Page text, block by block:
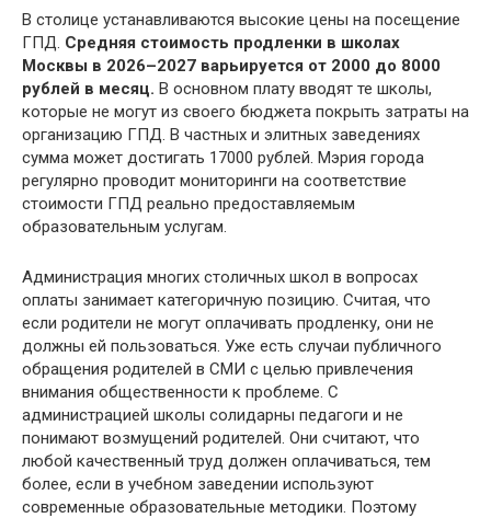
В столице устанавливаются высокие цены на посещение
ГПД. Средняя стоимость продленки в школах
Москвы в 2026–2027 варьируется от 2000 до 8000
рублей в месяц. В основном плату вводят те школы,
которые не могут из своего бюджета покрыть затраты на
организацию ГПД. В частных и элитных заведениях
сумма может достигать 17000 рублей. Мэрия города
регулярно проводит мониторинги на соответствие
стоимости ГПД реально предоставляемым
образовательным услугам.
Администрация многих столичных школ в вопросах
оплаты занимает категоричную позицию. Считая, что
если родители не могут оплачивать продленку, они не
должны ей пользоваться. Уже есть случаи публичного
обращения родителей в СМИ с целью привлечения
внимания общественности к проблеме. С
администрацией школы солидарны педагоги и не
понимают возмущений родителей. Они считают, что
любой качественный труд должен оплачиваться, тем
более, если в учебном заведении используют
современные образовательные методики. Поэтому